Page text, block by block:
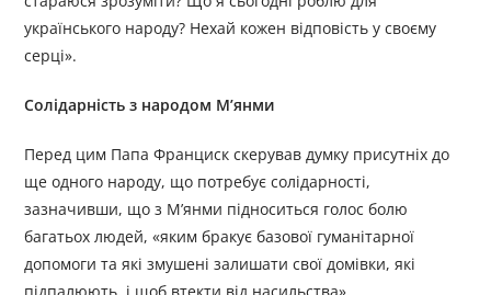
українського народу? Нехай кожен відповість у своєму
серці».
Солідарність з народом М’янми
Перед цим Папа Франциск скерував думку присутніх до
ще одного народу, що потребує солідарності,
зазначивши, що з М’янми підноситься голос болю
багатьох людей, «яким бракує базової гуманітарної
допомоги та які змушені залишати свої домівки, які